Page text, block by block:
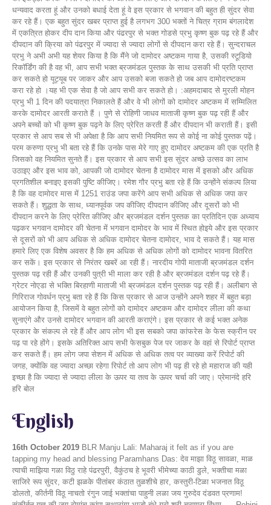
धन्यवाद करता हूं और उनको बधाई देता हूं वे इस प्रकार से भगवान की बहुत ही सुंदर सेवा
कर रहे हैं। एक बहुत सुंदर खबर प्राप्त हुई है लगभग 300 भक्तों ने चित्र ग्राम बंगलादेश
में एकत्रित होकर दीप दान किया और पंढरपुर से भक्त गोडसे प्रभु कृष्ण बुक पढ़ रहे हैं और
दीपदान की क्रिया को पंढरपुर में ज्यादा से ज्यादा लोगों से दीपदान करा रहे हैं। सुन्दराचल
प्रभु ने अभी अभी यह शेयर किया है कि मैंने जो दामोदर अष्टकम गाया है, उसकी स्टूडियो
रिकॉर्डिंग की है वह भी, आप सभी भक्त ब्रजमंडल पुस्तक के साथ उसकी भी प्रति प्राप्त
कर सकते हो यूट्यूब पर जाकर और आप उसको बजा सकते हो जब आप दामोदरष्टकम
करा रहे हो ।यह भी एक सेवा है जो आप सभी कर सकते हो। :अहमदाबाद से मुरली मोहन
प्रभु भी 1 दिन की पदयात्रा निकालते हैं और वे भी लोगों को दामोदर अष्टकम में सम्मिलित
करके दामोदर आरती कराते हैं । पुणे से रोहिणी जाधव माताजी कृष्ण बुक पढ़ रही हैं और
अपने बच्चों को भी कृष्ण बुक पढ़ने के लिए प्रेरित करती हैं और दीपदान भी कराती हैं। इसी
प्रकार से आप सब से भी अपेक्षा है कि आप सभी नियमित रूप से कोई ना कोई पुस्तक पढ़ें।
परम करुणा प्रभु भी बता रहे हैं कि उनके पास मेरे गाए हुए दामोदर अष्टकम की एक प्रति है
जिसको वह नियमित सुनते हैं। इस प्रकार से आप सभी इस सुंदर अच्छे उत्सव का लाभ
उठाइए और इस भाव को, आपकी जो दामोदर चेतना है दामोदर मास में इसको और अधिक
प्रगतिशील बनाइए इसकी पुष्टि कीजिए। रमेश गौर प्रभु बता रहे हैं कि उन्होंने संकल्प लिया
है कि वह दामोदर मास में 1251 राउंड जपा करेंगे आप सभी अधिक से अधिक जपा कर
सकते हैं। शुद्धता के साथ, ध्यानपूर्वक जप कीजिए दीपदान कीजिए और दूसरों को भी
दीपदान करने के लिए प्रेरित कीजिए और ब्रजमंडल दर्शन पुस्तक का प्रतिदिन एक अध्याय
पढ़कर भगवान दामोदर की चेतना में भगवान दामोदर के भाव में स्थित होइये और इस प्रकार
से दूसरों को भी आप अधिक से अधिक दामोदर चेतना दामोदर, भाव दे सकते हैं। यह मास
हमारे लिए एक विशेष अवसर है कि हम अधिक से अधिक लोगों को दामोदर भावना वितरित
कर सकें। इस प्रकार से निरंतर खबरें आ रही हैं। नारदीय गोपी माताजी ब्रजमंडल दर्शन
पुस्तक पढ़ रही हैं और उनकी पुत्री भी माला कर रही है और ब्रजमंडल दर्शन पढ़ रहे हैं।
ग्रेटर नोएडा से भक्ति बिरहाणी माताजी भी ब्रजमंडल दर्शन पुस्तक पढ़ रही हैं। अलीबाग से
गिरिराज गोवर्धन प्रभु बता रहे हैं कि किस प्रकार से आज उन्होंने अपने शहर में बहुत बड़ा
आयोजन किया है, जिसमें वे बहुत लोगों को दामोदर अष्टकम और दामोदर लीला की कथा
सुनाएंगे और उनसे दामोदर भगवान की आरती कराएंगे। इस प्रकार से कई भक्त अनेक
प्रकार के संकल्प ले रहे हैं और आप लोग भी इस सबको जपा कांफरेस के फेस स्क्रीन पर
पढ़ पा रहे होंगे। इसके अतिरिक्त आप सभी फेसबुक पेज पर जाकर के वहां से रिपोर्ट प्राप्त
कर सकते हैं। हम लोग जपा सेशन में अधिक से अधिक तत्व पर व्याख्या करें रिपोर्ट की
जगह, क्योंकि वह ज्यादा अच्छा रहेगा रिपोर्ट तो आप लोग भी पढ़ ही रहे हो महाराज की यही
इच्छा है कि ज्यादा से ज्यादा लीला के ऊपर या तत्व के ऊपर चर्चा की जाए। प्रेमानंदे हरि
हरि बोल
English
16th October 2019 BLR Manju Lali: Maharaj it felt as if you are
tapping my head and blessing Paramhans Das: देव माझा विठू सावळा, माळ
त्याची माझिया गळा विठु राहे पंढरपुरी, वैकुंठच हे भूवरी भीमेच्या काठी डुले, भक्तीचा मळा
साजिरे रूप सुंदर, कटी झळके पीतांबर कंठात तुळशीचे हार, कस्तुरी-टिळा भजनात विठू
डोलतो, कीर्तनी विठू नाचतो रंगुन जाई भक्तांचा पाहुनी लळा जय गुरुदेव दंडवत प्रणाम!